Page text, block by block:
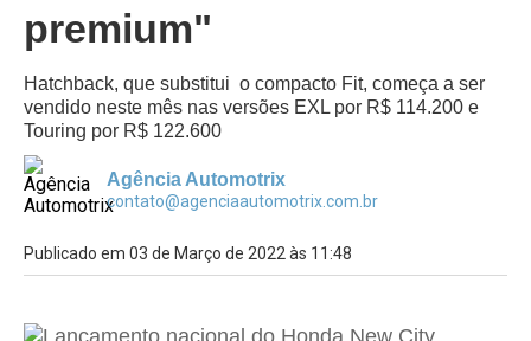
premium"
Hatchback, que substitui o compacto Fit, começa a ser
vendido neste mês nas versões EXL por R$ 114.200 e
Touring por R$ 122.600
Agência Automotrix
contato@agenciaautomotrix.com.br
Publicado em 03 de Março de 2022 às 11:48